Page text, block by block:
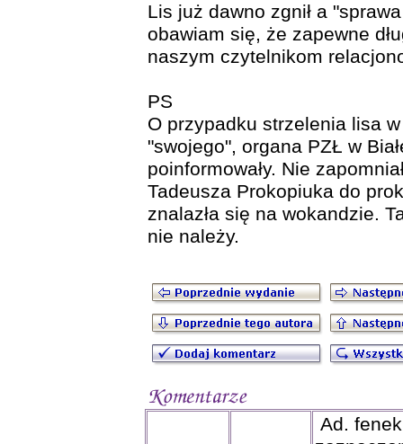
Lis już dawno zgnił a
obawiam się, że zapewne
naszym czytelnikom
PS
O przypadku strzelenia lisa
"swojego", organa PZŁ w
poinformowały. Nie
Tadeusza Prokopiuka do
znalazła się na wokandzie.
nie należy.
Ad.